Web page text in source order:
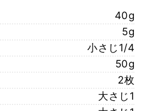
40g
5g
小さじ1/4
50g
2枚
大さじ1